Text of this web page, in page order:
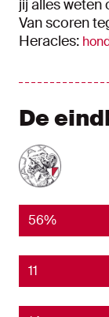
jij alles weten
Van scoren
Heracles:
De
Ajax
56%
Ajax
11